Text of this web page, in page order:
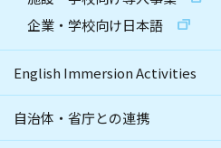
企業・学校向け日本語
English Immersion Activities
自治体・省庁との連携